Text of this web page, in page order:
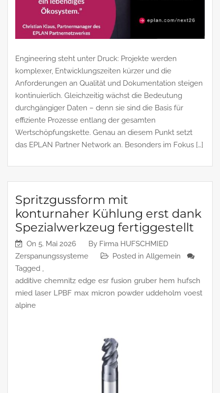
Engineering steht unter Druck: Projekte werden
komplexer, Entwicklungszeiten kürzer und die
Anforderungen an Qualität und Dokumentation steigen
kontinuierlich. Gleichzeitig wächst die Bedeutung
durchgängiger Daten – denn sie sind die Basis für
effiziente Prozesse entlang der gesamten
Wertschöpfungskette. Genau an diesem Punkt setzt
das EPLAN Partner Network an. Besonders im Fokus […]
Spritzgussform mit
konturnaher Kühlung erst dank
Spezialwerkzeug fertiggestellt
On 5. Mai 2026 By Firma HUFSCHMIED
Zerspanungssysteme
Posted in Allgemein
Tagged ,
additive chemnitz edge esr fusion gruber hem hufsch
mied laser LPBF max micron powder uddeholm voest
alpine